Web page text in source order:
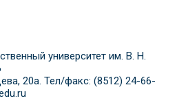
университет им. В. Н.
20а. Тел/факс: (8512) 24-66-